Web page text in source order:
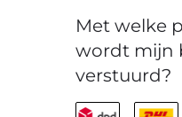
Met welke
wordt mijn
verstuurd?